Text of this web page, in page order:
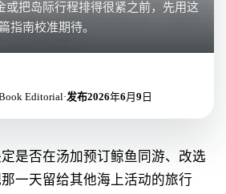
或把岛际行程排得很紧之前，先用这
指南校准期待。
Editorial·发布2026年6月9日
是否在汤加预订鲸鱼同游、改选
一天留给其他海上活动的旅行